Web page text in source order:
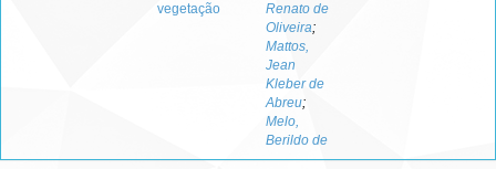
vegetação
Renato de
Oliveira;
Mattos,
Jean
Kleber de
Abreu;
Melo,
Berildo de